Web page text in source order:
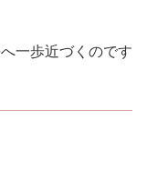
一歩近づくのです